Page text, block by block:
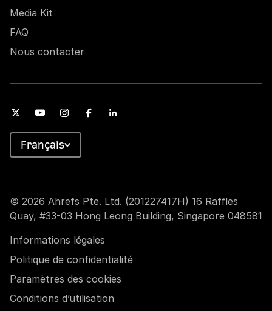
Media Kit
FAQ
Nous contacter
© 2026 Ahrefs Pte. Ltd. (201227417H) 16 Raffles
Quay, #33-03 Hong Leong Building, Singapore 048581
Informations légales
Politique de confidentialité
Paramètres des cookies
Conditions d’utilisation
Français